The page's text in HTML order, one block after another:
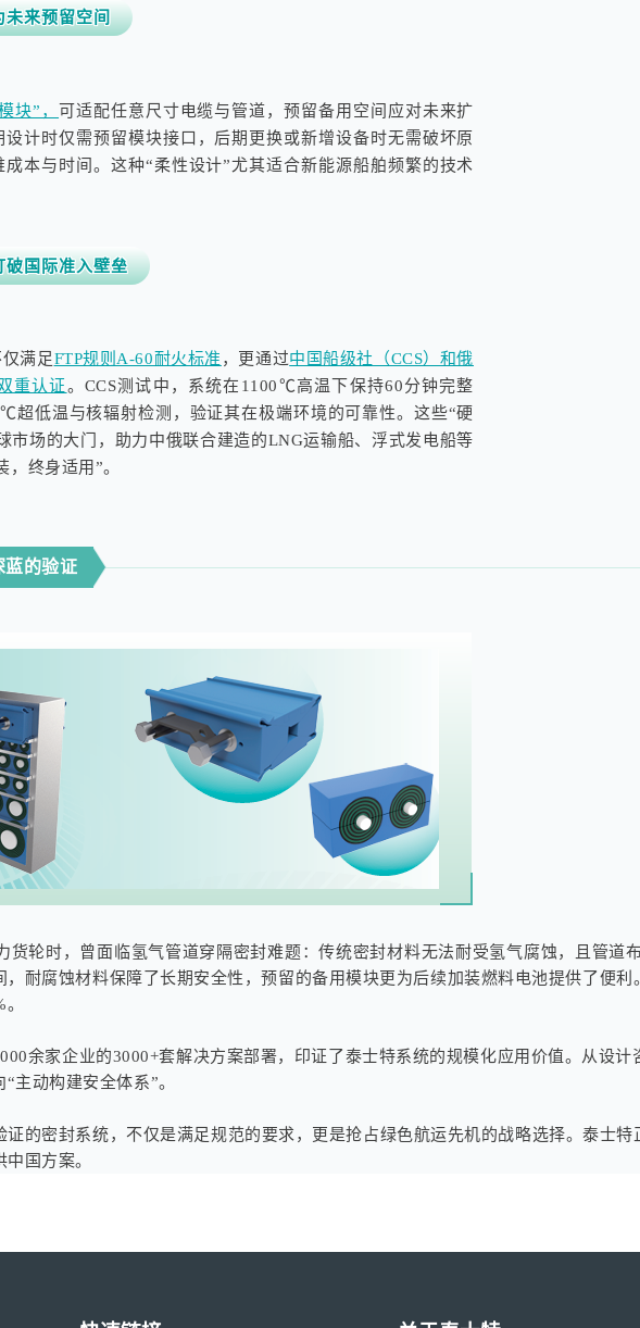
来预留空间
块”， 可适配任意尺寸电缆与管道，预留备用空间应对未来扩
计时仅需预留模块接口，后期更换或新增设备时无需破坏原
本与时间。这种“柔性设计”尤其适合新能源船舶频繁的技术
破国际准入壁垒
满足FTP规则A-60耐火标准 ，更通过中国船级社（CCS）和俄
重认证。CCS测试中，系统在1100℃高温下保持60分钟完整
超低温与核辐射检测，验证其在极端环境的可靠性。这些“硬
市场的大门，助力中俄联合建造的LNG运输船、浮式发电船等
，终身适用”。
蓝的验证
货轮时，曾面临氢气管道穿隔密封难题：传统密封材料无法耐受氢气腐蚀，且管道
耐腐蚀材料保障了长期安全性，预留的备用模块更为后续加装燃料电池提供了便
余家企业的3000+套解决方案部署，印证了泰士特系统的规模化应用价值。从设
主动构建安全体系”。
的密封系统，不仅是满足规范的要求，更是抢占绿色航运先机的战略选择。泰士特
国方案。